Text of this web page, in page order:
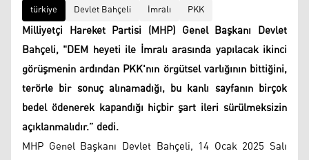
türkiye Devlet Bahçeli İmralı PKK
Milliyetçi Hareket Partisi (MHP) Genel Başkanı Devlet
Bahçeli, "DEM heyeti ile İmralı arasında yapılacak ikinci
görüşmenin ardından PKK'nın örgütsel varlığının bittiğini,
terörle bir sonuç alınamadığı, bu kanlı sayfanın birçok
bedel ödenerek kapandığı hiçbir şart ileri sürülmeksizin
açıklanmalıdır.” dedi.
MHP Genel Başkanı Devlet Bahçeli, 14 Ocak 2025 Salı